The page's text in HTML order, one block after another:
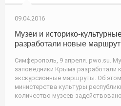
09.04.2016
Музеи и историко-
разработали новые
Симферополь, 9 апреля. pwo.su.
заповедники Крыма разработали
экскурсионные маршруты. Об
министерства культуры
количество музеев задействовано